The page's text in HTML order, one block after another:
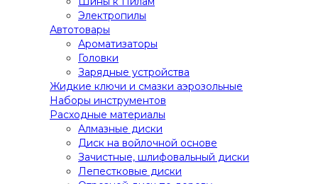
Электропилы
Автотовары
Ароматизаторы
Головки
Зарядные устройства
Жидкие ключи и смазки аэрозольные
Наборы инструментов
Расходные материалы
Алмазные диски
Диск на войлочной основе
Зачистные, шлифовальный диски
Лепестковые диски